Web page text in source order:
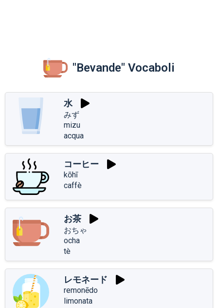
"Bevande" Vocaboli
水
みず
mizu
acqua
コーヒー
kōhī
caffè
お茶
おちゃ
ocha
tè
レモネード
remonēdo
limonata